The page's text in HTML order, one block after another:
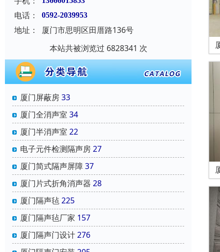
电话： 0592-2039953
地址：
厦门市思明区田厝路136号
本站共被浏览过 6828341 次
厦门屏蔽房33
厦门全消声室 34
厦门半消声室 22
电子元件检测隔声房27
厦门简式隔声屏障37
厦门片式折角消声器 28
厦门隔声毡225
厦门隔声毡厂家 157
厦门隔声门设计276